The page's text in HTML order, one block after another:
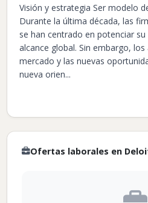
Ofertas laborales en
Visión y estrategia Ser modelo
Durante la última década, las
se han centrado en potenciar
alcance global. Sin embargo,
mercado y las nuevas
nueva orien...